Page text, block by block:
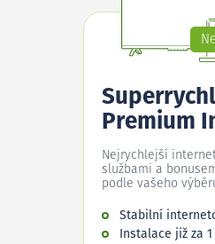
Premium
Nejrychlejší
službami a
podle vašeho
Stabilní
Instalace již za 1